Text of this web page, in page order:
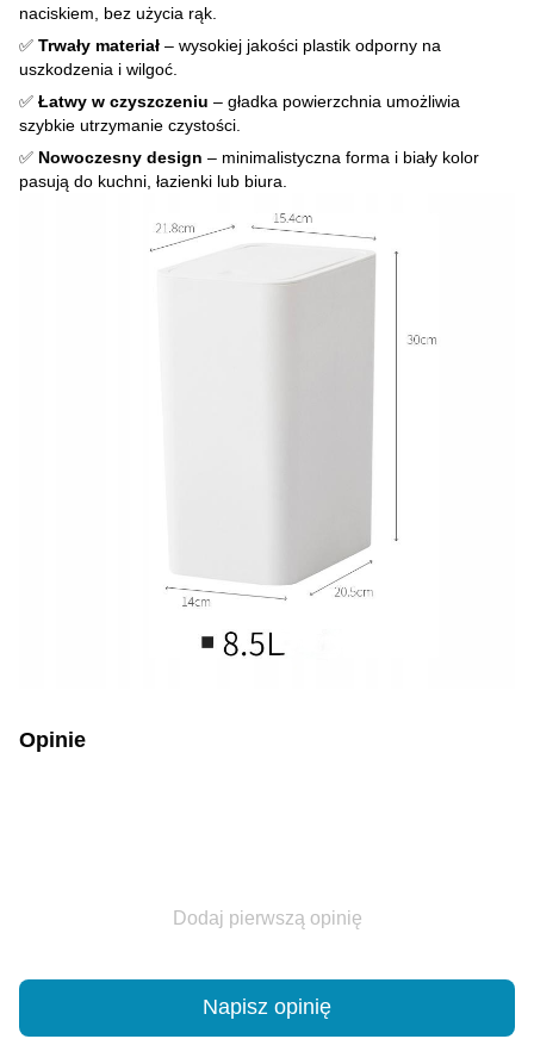
naciskiem, bez użycia rąk.
✅ Trwały materiał – wysokiej jakości plastik odporny na
uszkodzenia i wilgoć.
✅ Łatwy w czyszczeniu – gładka powierzchnia umożliwia
szybkie utrzymanie czystości.
✅ Nowoczesny design – minimalistyczna forma i biały kolor
pasują do kuchni, łazienki lub biura.
Opinie
Dodaj pierwszą opinię
Napisz opinię